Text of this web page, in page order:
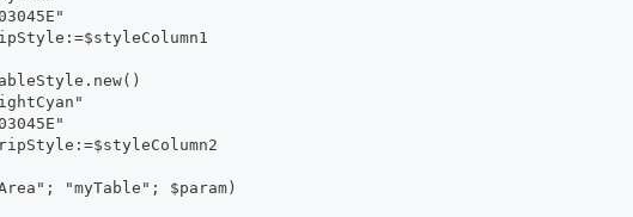
"myTable"; $param)